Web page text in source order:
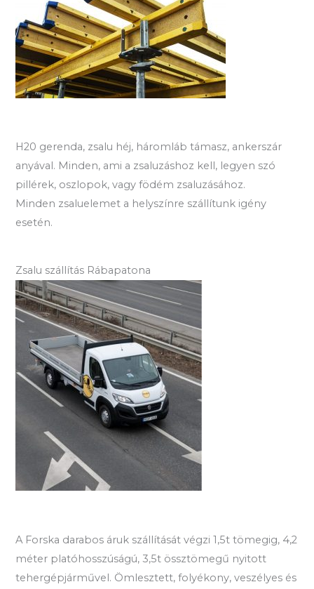
H20 gerenda, zsalu héj, háromláb támasz, ankerszár
anyával. Minden, ami a zsaluzáshoz kell, legyen szó
pillérek, oszlopok, vagy födém zsaluzásához.
Minden zsaluelemet a helyszínre szállítunk igény
esetén.
Zsalu szállítás Rábapatona
A Forska darabos áruk szállítását végzi 1,5t tömegig, 4,2
méter platóhosszúságú, 3,5t össztömegű nyitott
tehergépjárművel. Ömlesztett, folyékony, veszélyes és